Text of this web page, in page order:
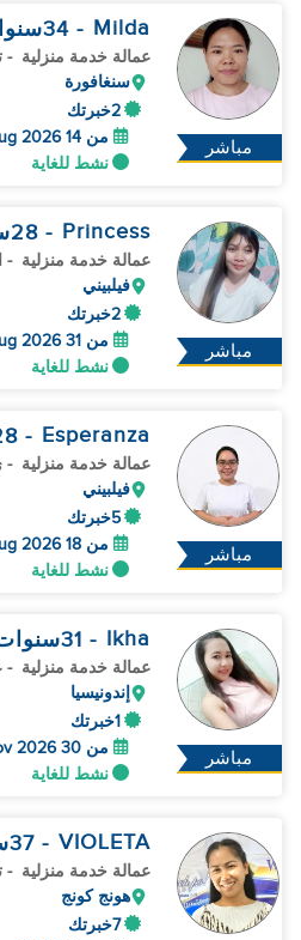
مباشر
Milda
- 34
عمالة خدمة منزلية -
سنغافورة
2خبرتك
من 14 Aug 2026 | دوام كامل
نشط للغاية
مباشر
Princess
- 28
عمالة خدمة منزلية -
فيلبيني
2خبرتك
من 31 Aug 2026 | دوام كامل
نشط للغاية
مباشر
Esperanza
- 28
عمالة خدمة منزلية -
فيلبيني
5خبرتك
من 18 Aug 2026 | دوام كامل
نشط للغاية
مباشر
Ikha
- 31
عمالة خدمة منزلية -
إندونيسيا
1خبرتك
من 30 Nov 2026 | دوام كامل
نشط للغاية
VIOLETA
- 37
عمالة خدمة منزلية -
هونج كونج
7خبرتك